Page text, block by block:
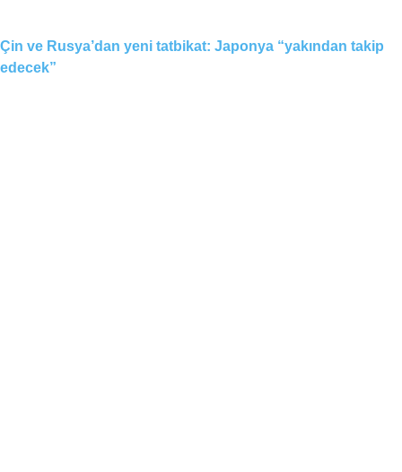
Çin ve Rusya’dan yeni tatbikat: Japonya “yakından takip
edecek”